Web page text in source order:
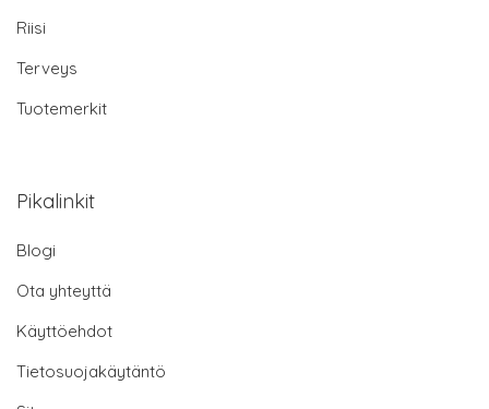
Riisi
Terveys
Tuotemerkit
Pikalinkit
Blogi
Ota yhteyttä
Käyttöehdot
Tietosuojakäytäntö